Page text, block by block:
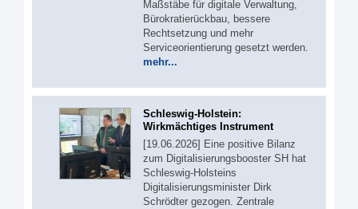
Maßstäbe für digitale Verwaltung,
Bürokratierückbau, bessere
Rechtsetzung und mehr
Serviceorientierung gesetzt werden.
mehr...
Schleswig-Holstein:
Wirkmächtiges Instrument
[19.06.2026] Eine positive Bilanz
zum Digitalisierungsbooster SH hat
Schleswig-Holsteins
Digitalisierungsminister Dirk
Schrödter gezogen. Zentrale